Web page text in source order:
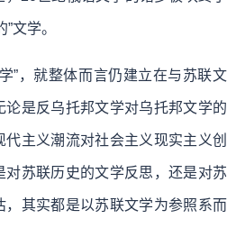
文学。
”，就整体而言仍建立在与苏联文
论是反乌托邦文学对乌托邦文学的
主义潮流对社会主义现实主义创
对苏联历史的文学反思，还是对苏
，其实都是以苏联文学为参照系而